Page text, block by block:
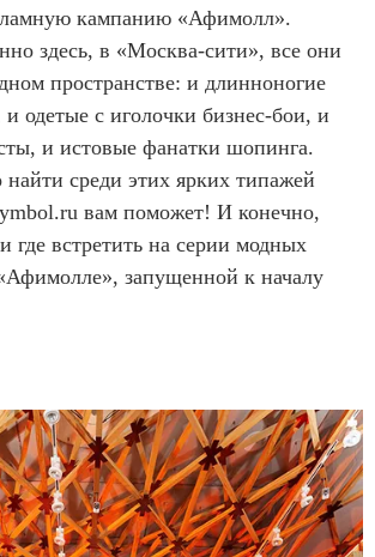
кампанию «Афимолл».
здесь, в «Москва-сити», все они
пространстве: и длинноногие
одетые с иголочки бизнес-бои, и
и истовые фанатки шопинга.
найти среди этих ярких типажей
вам поможет! И конечно,
где встретить на серии модных
запущенной к началу